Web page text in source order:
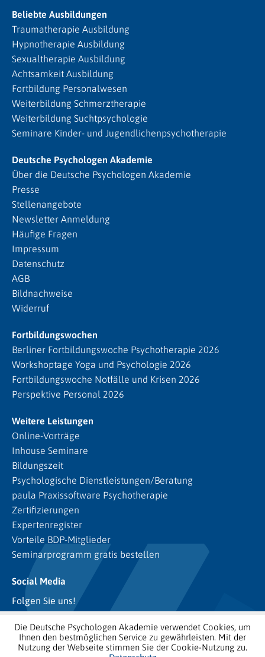
Beliebte Ausbildungen
Traumatherapie Ausbildung
Hypnotherapie Ausbildung
Sexualtherapie Ausbildung
Achtsamkeit Ausbildung
Fortbildung Personalwesen
Weiterbildung Schmerztherapie
Weiterbildung Suchtpsychologie
Seminare Kinder- und Jugendlichenpsychotherapie
Deutsche Psychologen Akademie
Über die Deutsche Psychologen Akademie
Presse
Stellenangebote
Newsletter Anmeldung
Häufige Fragen
Impressum
Datenschutz
AGB
Bildnachweise
Widerruf
Fortbildungswochen
Berliner Fortbildungswoche Psychotherapie 2026
Workshoptage Yoga und Psychologie 2026
Fortbildungswoche Notfälle und Krisen 2026
Perspektive Personal 2026
Weitere Leistungen
Online-Vorträge
Inhouse Seminare
Bildungszeit
Psychologische Dienstleistungen/Beratung
paula Praxissoftware Psychotherapie
Zertifizierungen
Expertenregister
Vorteile BDP-Mitglieder
Seminarprogramm gratis bestellen
Social Media
Folgen Sie uns!
Die Deutsche Psychologen Akademie verwendet Cookies, um
Ihnen den bestmöglichen Service zu gewährleisten. Mit der
Nutzung der Webseite stimmen Sie der Cookie-Nutzung zu.